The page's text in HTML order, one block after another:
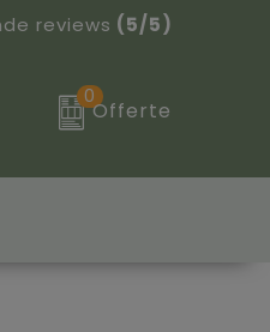
reviews (5/5)
0
Offerte